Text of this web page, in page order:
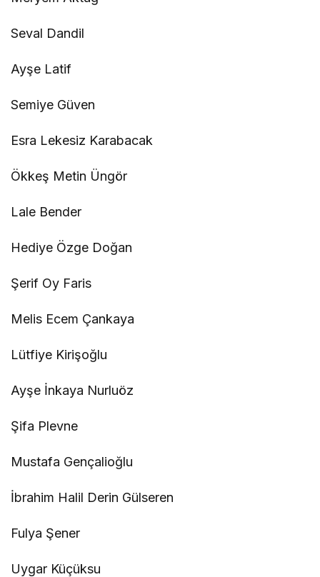
Seval Dandil
Ayşe Latif
Semiye Güven
Esra Lekesiz Karabacak
Ökkeş Metin Üngör
Lale Bender
Hediye Özge Doğan
Şerif Oy Faris
Melis Ecem Çankaya
Lütfiye Kirişoğlu
Ayşe İnkaya Nurluöz
Şifa Plevne
Mustafa Gençalioğlu
İbrahim Halil Derin Gülseren
Fulya Şener
Uygar Küçüksu